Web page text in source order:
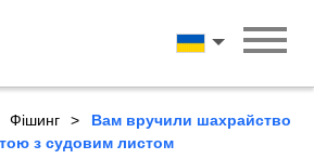
Українська
Фішинг
Вам вручили шахрайство
з судовим листом